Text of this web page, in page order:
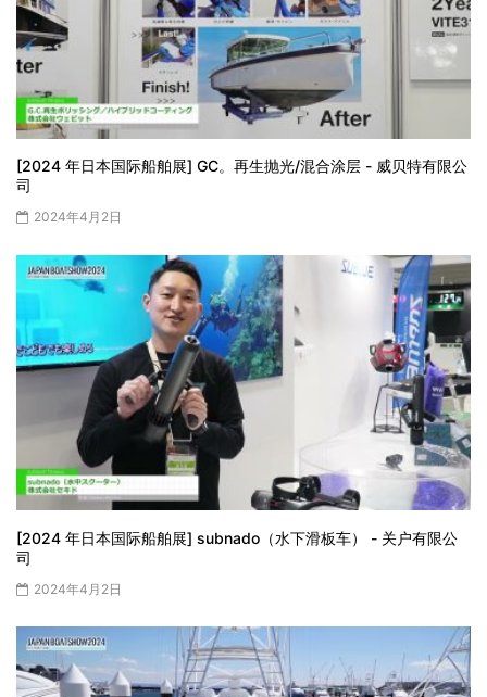
[2024 年日本国际船舶展] GC。再生抛光/混合涂层 - 威贝特有限公
司
2024年4月2日
[2024 年日本国际船舶展] subnado（水下滑板车） - 关户有限公
司
2024年4月2日